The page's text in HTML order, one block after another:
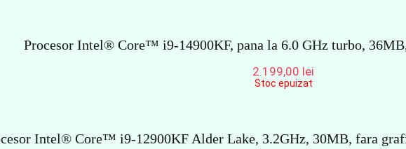
Procesor Intel® Core™ i9-14900KF, pana la 6.0 GHz turbo,
2.199,00 lei
Stoc epuizat
Intel® Core™ i9-12900KF Alder Lake, 3.2GHz, 30MB, fara